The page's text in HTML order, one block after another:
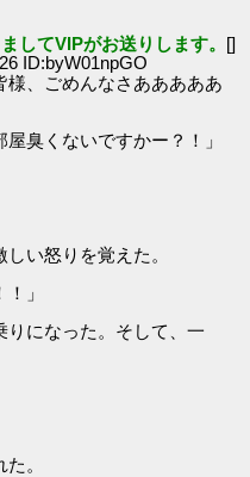
してVIPがお送りします。 []
ID:byW01npGO
様、ごめんなさあああああ
臭くないですかー？！」
い怒りを覚えた。
」
りになった。そして、一
。